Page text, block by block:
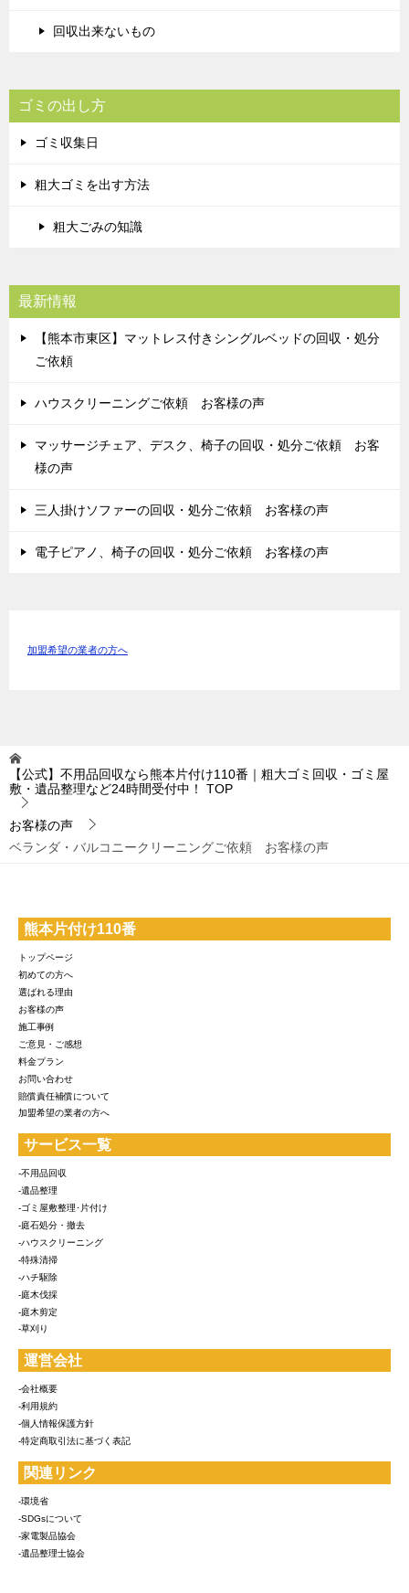
回収出来ないもの
ゴミの出し方
ゴミ収集日
粗大ゴミを出す方法
粗大ごみの知識
最新情報
【熊本市東区】マットレス付きシングルベッドの回収・処分
ご依頼
ハウスクリーニングご依頼 お客様の声
マッサージチェア、デスク、椅子の回収・処分ご依頼 お客
様の声
三人掛けソファーの回収・処分ご依頼 お客様の声
電子ピアノ、椅子の回収・処分ご依頼 お客様の声
加盟希望の業者の方へ
【公式】不用品回収なら熊本片付け110番｜粗大ゴミ回収・ゴミ屋
敷・遺品整理など24時間受付中！
TOP
お客様の声
ベランダ・バルコニークリーニングご依頼 お客様の声
熊本片付け110番
トップページ
初めての方へ
選ばれる理由
お客様の声
施工事例
ご意見・ご感想
料金プラン
お問い合わせ
賠償責任補償について
加盟希望の業者の方へ
サービス一覧
-不用品回収
-遺品整理
-ゴミ屋敷整理･片付け
-庭石処分・撤去
-ハウスクリーニング
-特殊清掃
-ハチ駆除
-庭木伐採
-庭木剪定
-草刈り
運営会社
-会社概要
-利用規約
-個人情報保護方針
-特定商取引法に基づく表記
関連リンク
-環境省
-SDGsについて
-家電製品協会
-遺品整理士協会